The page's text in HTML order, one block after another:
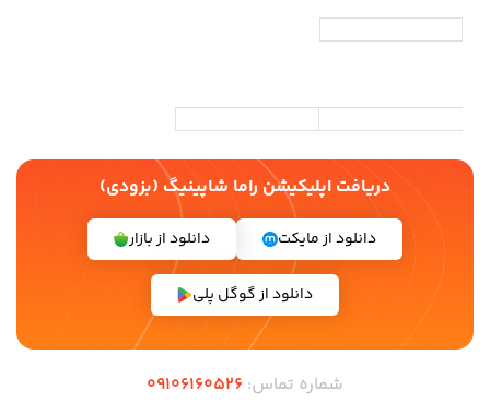
دریافت اپلیکیشن راما شاپینیگ (بزودی)
دانلود از مایکت دانلود از بازار
دانلود از گوگل پلی
شماره تماس: 09106160526